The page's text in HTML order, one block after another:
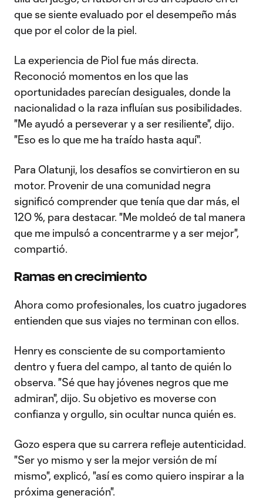
que se siente evaluado por el desempeño más
que por el color de la piel.
La experiencia de Piol fue más directa.
Reconoció momentos en los que las
oportunidades parecían desiguales, donde la
nacionalidad o la raza influían sus posibilidades.
"Me ayudó a perseverar y a ser resiliente", dijo.
"Eso es lo que me ha traído hasta aquí".
Para Olatunji, los desafíos se convirtieron en su
motor. Provenir de una comunidad negra
significó comprender que tenía que dar más, el
120 %, para destacar. "Me moldeó de tal manera
que me impulsó a concentrarme y a ser mejor",
compartió.
Ramas en crecimiento
Ahora como profesionales, los cuatro jugadores
entienden que sus viajes no terminan con ellos.
Henry es consciente de su comportamiento
dentro y fuera del campo, al tanto de quién lo
observa. "Sé que hay jóvenes negros que me
admiran", dijo. Su objetivo es moverse con
confianza y orgullo, sin ocultar nunca quién es.
Gozo espera que su carrera refleje autenticidad.
"Ser yo mismo y ser la mejor versión de mí
mismo", explicó, "así es como quiero inspirar a la
próxima generación".